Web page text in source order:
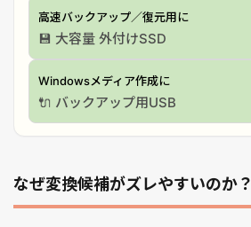
高速バックアップ／復元用に
💾 大容量 外付けSSD
Windowsメディア作成に
🔌 バックアップ用USB
なぜ変換候補がズレやすいのか？